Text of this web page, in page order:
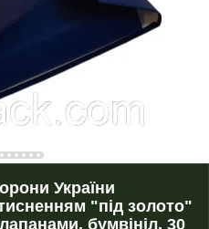
України
"під золото"
бумвініл, 30